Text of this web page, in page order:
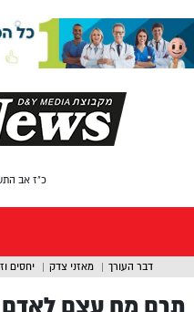
כ"ז אב התשפ"ו,
דבר העורך מאזני צדק יחסים
תרם מח עצם לאדם